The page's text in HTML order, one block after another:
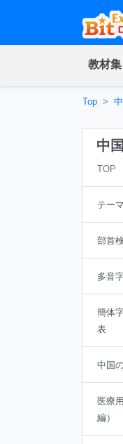
教材集
Top
中
TOP
テー
部首
多音
簡体
表
中国
医療
編）